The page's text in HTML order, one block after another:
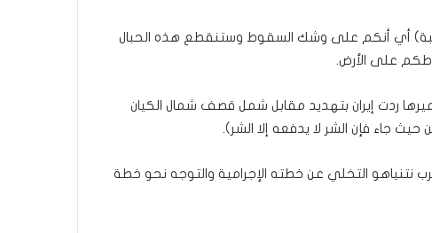
أي أنكم على وشك السقوط وستنقطع هذه الحبال
على الأرض.
ردت إيران بتهديد مقابل شمل قصف شمال الكيان
جاء فإن الشر لا يدفعه إلا الشر).
نتنياهو التخلي عن خطته الإجرامية والتوجه نحو خطة